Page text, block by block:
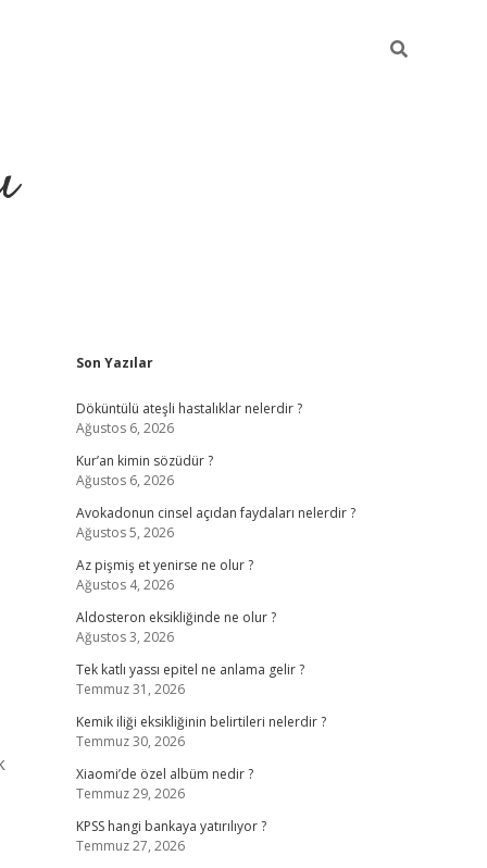
Sidebar
Son Yazılar
Döküntülü ateşli hastalıklar nelerdir ?
Ağustos 6, 2026
Kur’an kimin sözüdür ?
Ağustos 6, 2026
Avokadonun cinsel açıdan faydaları nelerdir ?
Ağustos 5, 2026
Az pişmiş et yenirse ne olur ?
Ağustos 4, 2026
Aldosteron eksikliğinde ne olur ?
Ağustos 3, 2026
Tek katlı yassı epitel ne anlama gelir ?
Temmuz 31, 2026
Kemik iliği eksikliğinin belirtileri nelerdir ?
Temmuz 30, 2026
Xiaomi’de özel albüm nedir ?
Temmuz 29, 2026
KPSS hangi bankaya yatırılıyor ?
Temmuz 27, 2026